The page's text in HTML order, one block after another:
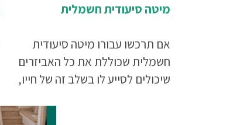
מיטה סיעודית חשמלית
אם תרכשו עבורו מיטה סיעודית
חשמלית שכוללת את כל האביזרים
שיכולים לסייע לו בשלב זה של חייו,
ישתפר ושיהיה לו קל יותר לקבל